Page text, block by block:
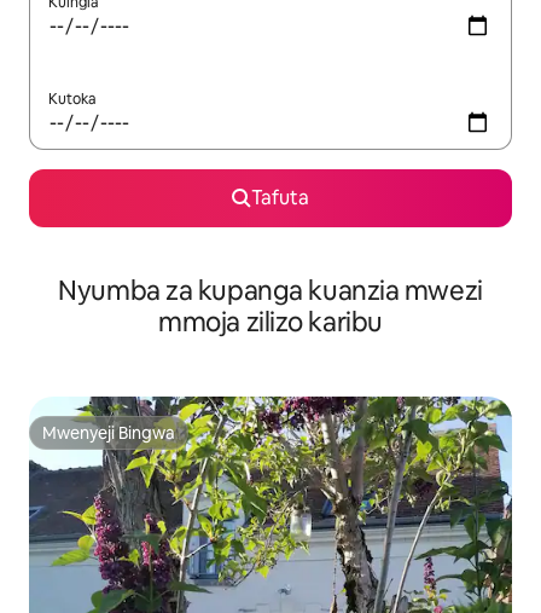
Kutoka
Tafuta
Nyumba za kupanga kuanzia mwezi
mmoja zilizo karibu
Mwenyeji Bingwa
Mwenyeji Bingwa